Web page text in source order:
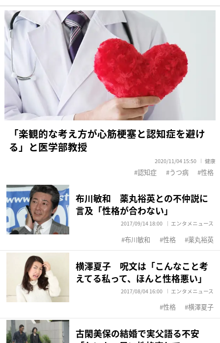
「楽観的な考え方が心筋梗塞と認知症を避け
る」と医学部教授
2020/11/04 15:50 健康
認知症 うつ病 性格
布川敏和 薬丸裕英との不仲説に
言及「性格が合わない」
2017/09/14 18:00 エンタメニュース
布川敏和 性格 薬丸裕英
横澤夏子 呪文は「こんなこと考
えてる私って、ほんと性格悪い」
2017/08/04 16:00 エンタメニュース
性格 横澤夏子
古閑美保の結婚で実父語る不安